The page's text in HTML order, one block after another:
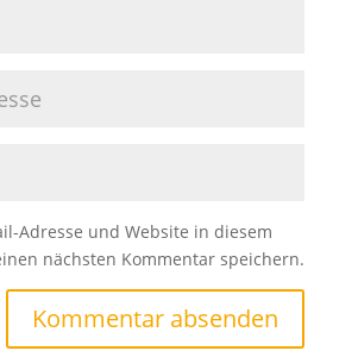
Adresse und Website in diesem
nächsten Kommentar speichern.